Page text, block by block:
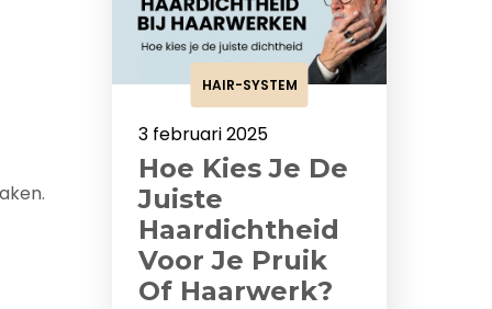
HAIR-SYSTEM
3 februari 2025
Hoe Kies Je De
Juiste
Haardichtheid
Voor Je Pruik
Of Haarwerk?